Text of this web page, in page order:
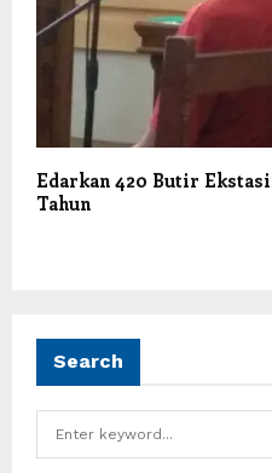
Edarkan 420 Butir
Tahun
Search